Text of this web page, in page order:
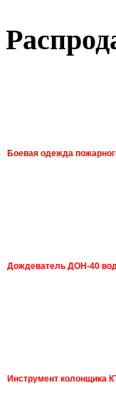
Боевая одежда
Дождеватель ДОН-40
Инструмент колонщика